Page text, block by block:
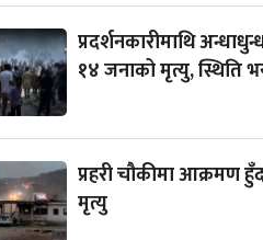
प्रदर्शनकारीमाथि
१४ जनाको मृत्यु, स्थिति
प्रहरी चौकीमा आक्रमण
मृत्यु